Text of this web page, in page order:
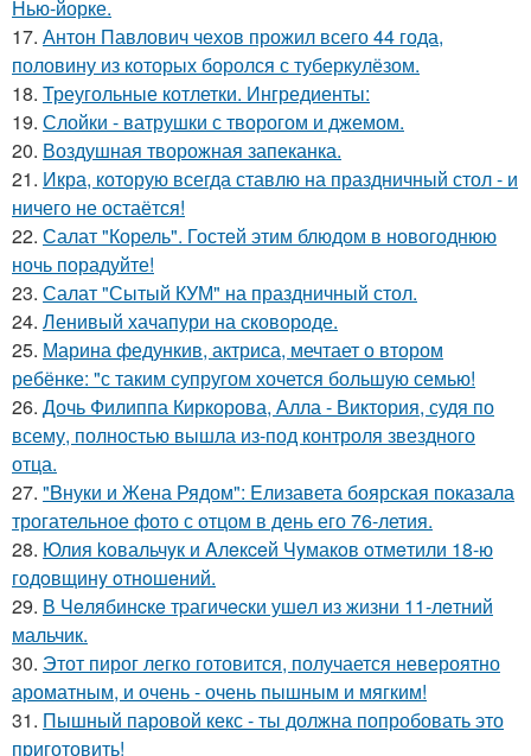
Нью-йорке.
17. Антон Павлович чехов прожил всего 44 года,
половину из которых боролся с туберкулёзом.
18. Треугольные котлетки. Ингредиенты:
19. Слойки - ватрушки с творогом и джемом.
20. Воздушная творожная запеканка.
21. Икра, которую всегда ставлю на праздничный стол - и
ничего не остаётся!
22. Салат "Корель". Гостей этим блюдом в новогоднюю
ночь порадуйте!
23. Салат "Сытый КУМ" на праздничный стол.
24. Ленивый хачапури на сковороде.
25. Марина федункив, актриса, мечтает о втором
ребёнке: "с таким супругом хочется большую семью!
26. Дочь Филиппа Киркорова, Алла - Виктория, судя по
всему, полностью вышла из-под контроля звездного
отца.
27. "Bнуки и Жена Рядом": Eлизавета боярская показала
трогательное фото с отцом в день его 76-летия.
28. Юлия koвальчyк и Aлeкceй Чyмакoв oтмeтили 18-ю
гoдoвщинy oтнoшeний.
29. В Чeлябинcкe тpагичecки ушeл из жизни 11-лeтний
мальчик.
30. Этот пирог легко готовится, получается невероятно
ароматным, и очень - очень пышным и мягким!
31. Пышный паровой кекс - ты должна попробовать это
приготовить!